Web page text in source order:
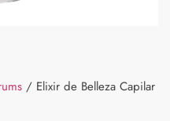
/ Elixir de Belleza Capilar